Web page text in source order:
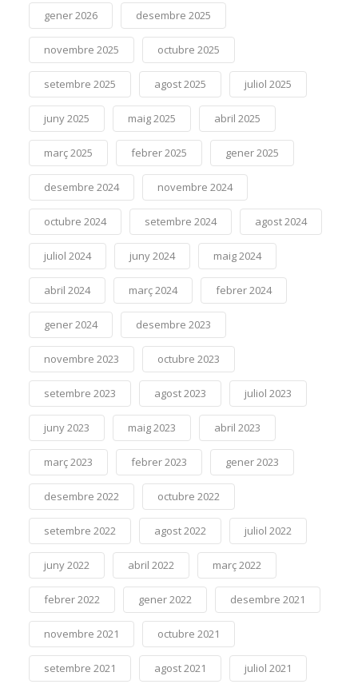
gener 2026 desembre 2025
novembre 2025 octubre 2025
setembre 2025 agost 2025 juliol 2025
juny 2025 maig 2025 abril 2025
març 2025 febrer 2025 gener 2025
desembre 2024 novembre 2024
octubre 2024 setembre 2024 agost 2024
juliol 2024 juny 2024 maig 2024
abril 2024 març 2024 febrer 2024
gener 2024 desembre 2023
novembre 2023 octubre 2023
setembre 2023 agost 2023 juliol 2023
juny 2023 maig 2023 abril 2023
març 2023 febrer 2023 gener 2023
desembre 2022 octubre 2022
setembre 2022 agost 2022 juliol 2022
juny 2022 abril 2022 març 2022
febrer 2022 gener 2022 desembre 2021
novembre 2021 octubre 2021
setembre 2021 agost 2021 juliol 2021